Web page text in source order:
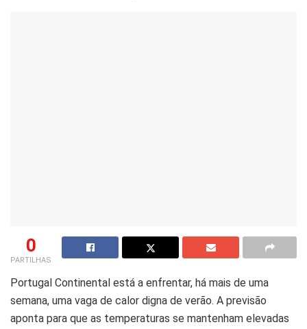
0
PARTILHAS
Portugal Continental está a enfrentar, há mais de uma
semana, uma vaga de calor digna de verão. A previsão
aponta para que as temperaturas se mantenham elevadas